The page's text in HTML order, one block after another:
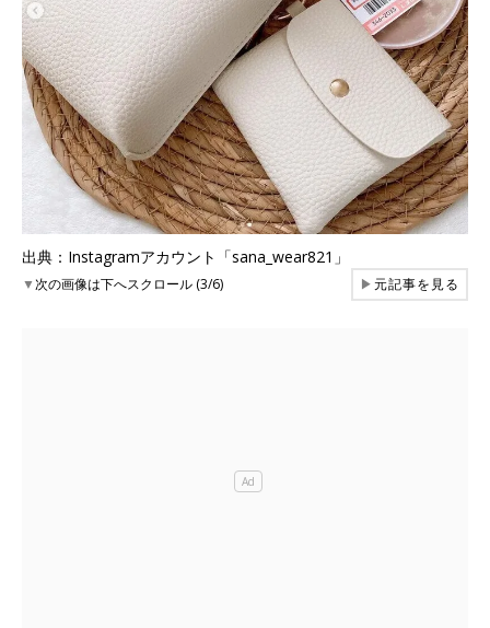
出典：Instagramアカウント「sana_wear821」
▼次の画像は下へスクロール (3/6) ▶元記事を見る